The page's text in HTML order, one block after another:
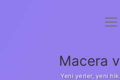
Yasal
Macera
Yeni yerler, yeni